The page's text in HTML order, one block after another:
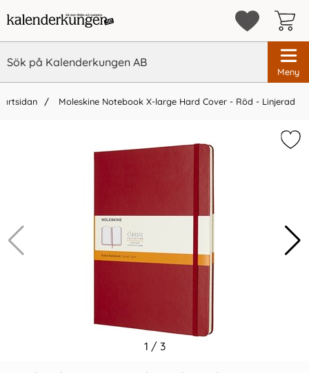
Meny
Moleskine Notebook X-large Hard Cover - Röd - Linjerad
Vi rekommenderar
1 / 3